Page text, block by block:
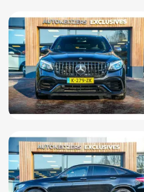
Connected services
Cruise control adaptief
DAB+
DAB ontvanger
Dimlichten automatisch
Elektrisch bedienbare
Elektrisch bedienbare
Elektrische ramen voor en